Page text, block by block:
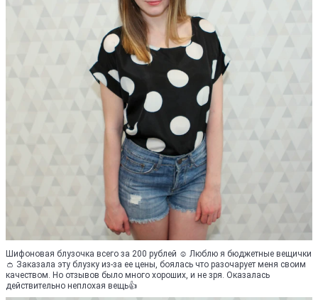
Шифоновая блузочка всего за 200 рублей ☺ Люблю я бюджетные вещички
👛 Заказала эту блузку из-за ее цены, боялась что разочарует меня своим
качеством. Но отзывов было много хороших, и не зря. Оказалась
действительно неплохая вещь👍